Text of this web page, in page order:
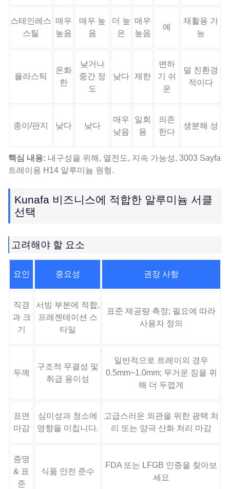
스테인레스
스틸
매우
높음
매우 높
음
더 높
은
매우
높음
예
재활용 가
능
플라스틱
온화
한
낮거나
중간 정
도
낮다 제한
변하
기 쉬
운
덜 친환경
적이다
종이/판지 낮다 낮다
매우
낮음
일회
용
의존
한다
생분해 성
핵심 내용: 내구성을 위해, 열전도, 지속 가능성, 3003 Sayfa
트레이용 H14 알루미늄 원형.
Kunafa 비즈니스에 적합한 알루미늄 서클
선택
고려해야 할 요소
요인 중요성 권장 사항
직경
과 크
기
서빙 부분에 적합,
프레젠테이션 스
타일
표준 제공량 측정; 필요에 따라
사용자 정의
두께
구조적 무결성 및
취급 용이성
일반적으로 트레이의 경우
0.5mm~1.0mm; 무거운 짐을 위
해 더 두껍게
표면
마감
심미성과 청소에
영향을 미칩니다.
고급스러운 외관을 위한 광택 처
리 또는 양극 산화 처리 마감
증명
& 표
준
식품 안전 준수
FDA 또는 LFGB 인증을 찾아보
세요